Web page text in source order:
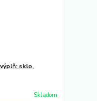
sklo,
Skladom